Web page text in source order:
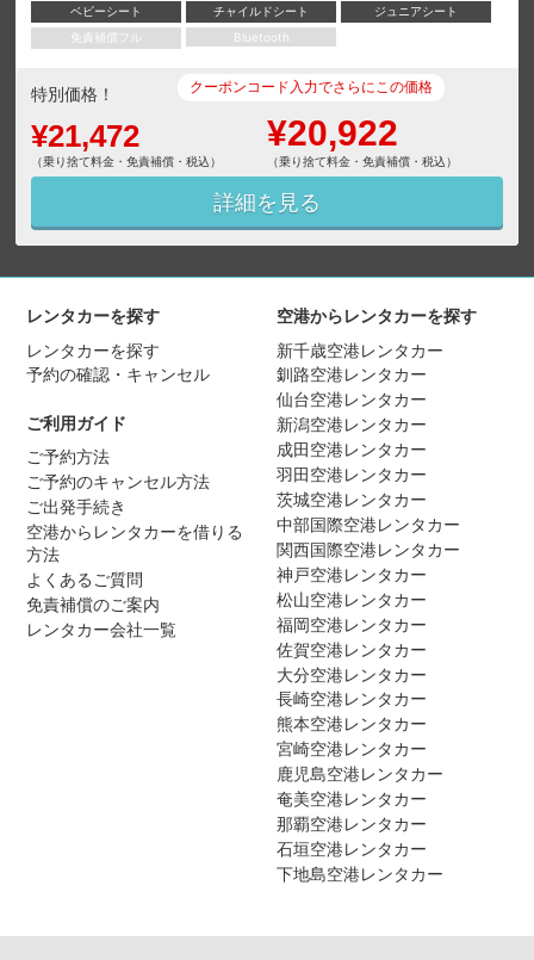
ベビーシート
チャイルドシート
ジュニアシート
免責補償フル
Bluetooth
特別価格！
¥21,472
（乗り捨て料金・免責補償・税込）
クーポンコード入力でさらにこの価格
¥20,922
（乗り捨て料金・免責補償・税込）
詳細を見る
レンタカーを探す
レンタカーを探す
予約の確認・キャンセル
ご利用ガイド
ご予約方法
ご予約のキャンセル方法
ご出発手続き
空港からレンタカーを借りる
方法
よくあるご質問
免責補償のご案内
レンタカー会社一覧
空港からレンタカーを探す
新千歳空港レンタカー
釧路空港レンタカー
仙台空港レンタカー
新潟空港レンタカー
成田空港レンタカー
羽田空港レンタカー
茨城空港レンタカー
中部国際空港レンタカー
関西国際空港レンタカー
神戸空港レンタカー
松山空港レンタカー
福岡空港レンタカー
佐賀空港レンタカー
大分空港レンタカー
長崎空港レンタカー
熊本空港レンタカー
宮崎空港レンタカー
鹿児島空港レンタカー
奄美空港レンタカー
那覇空港レンタカー
石垣空港レンタカー
下地島空港レンタカー